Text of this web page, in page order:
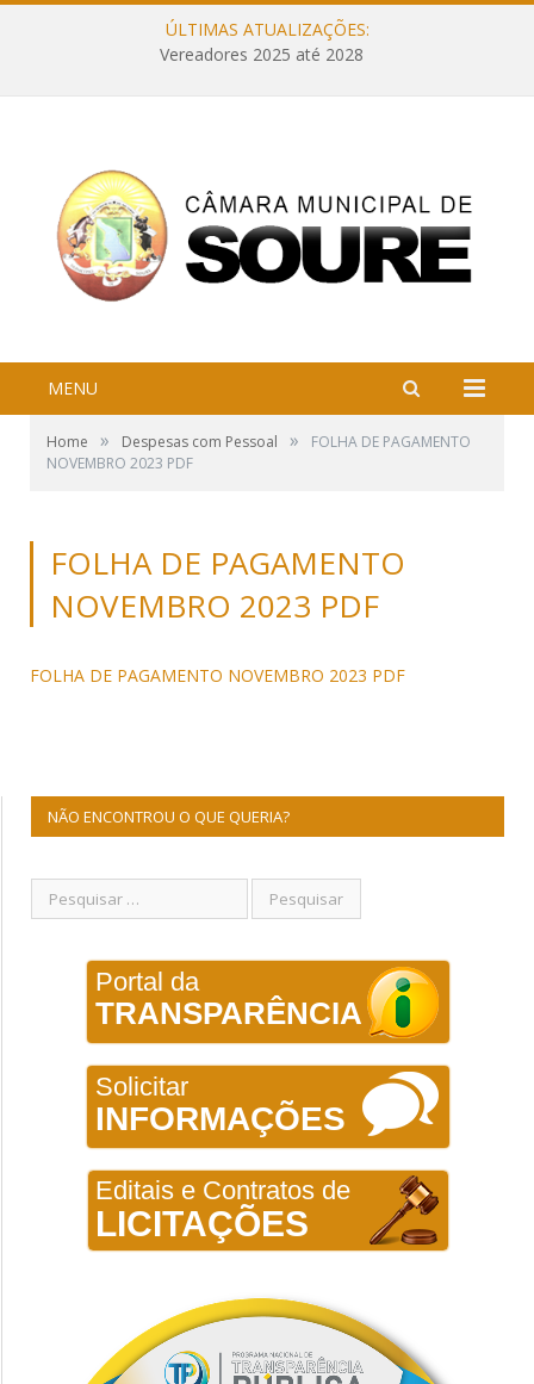
ÚLTIMAS ATUALIZAÇÕES:
Vereadores 2025 até 2028
MENU
Home » Despesas com Pessoal »
FOLHA DE PAGAMENTO
NOVEMBRO 2023 PDF
FOLHA DE PAGAMENTO
NOVEMBRO 2023 PDF
FOLHA DE PAGAMENTO NOVEMBRO 2023 PDF
NÃO ENCONTROU O QUE QUERIA?
Portal da
TRANSPARÊNCIA
Solicitar
INFORMAÇÕES
Editais e Contratos de
LICITAÇÕES